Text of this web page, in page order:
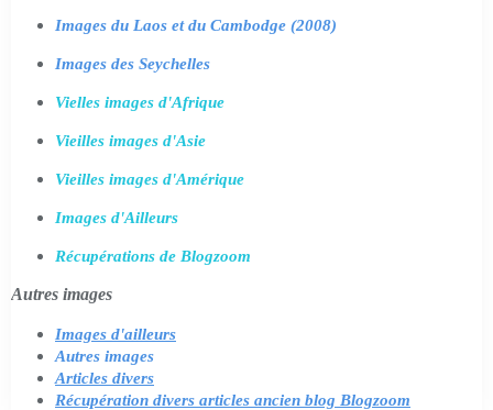
Images du Laos et du Cambodge (2008)
Images des Seychelles
Vielles images d'Afrique
Vieilles images d'Asie
Vieilles images d'Amérique
Images d'Ailleurs
Récupérations de Blogzoom
Autres images
Images d'ailleurs
Autres images
Articles divers
Récupération divers articles ancien blog Blogzoom